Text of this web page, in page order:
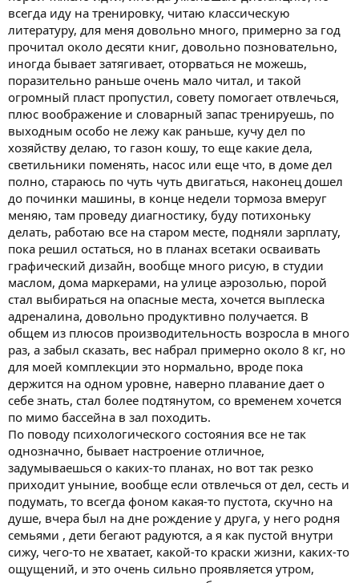
всегда иду на тренировку, читаю классическую
литературу, для меня довольно много, примерно за год
прочитал около десяти книг, довольно позновательно,
иногда бывает затягивает, оторваться не можешь,
поразительно раньше очень мало читал, и такой
огромный пласт пропустил, совету помогает отвлечься,
плюс воображение и словарный запас тренируешь, по
выходным особо не лежу как раньше, кучу дел по
хозяйству делаю, то газон кошу, то еще какие дела,
светильники поменять, насос или еще что, в доме дел
полно, стараюсь по чуть чуть двигаться, наконец дошел
до починки машины, в конце недели тормоза вмеруг
меняю, там проведу диагностику, буду потихоньку
делать, работаю все на старом месте, подняли зарплату,
пока решил остаться, но в планах всетаки осваивать
графический дизайн, вообще много рисую, в студии
маслом, дома маркерами, на улице аэрозолью, порой
стал выбираться на опасные места, хочется выплеска
адреналина, довольно продуктивно получается. В
общем из плюсов производительность возросла в много
раз, а забыл сказать, вес набрал примерно около 8 кг, но
для моей комплекции это нормально, вроде пока
держится на одном уровне, наверно плавание дает о
себе знать, стал более подтянутом, со временем хочется
по мимо бассейна в зал походить.
По поводу психологического состояния все не так
однозначно, бывает настроение отличное,
задумываешься о каких-то планах, но вот так резко
приходит уныние, вообще если отвлечься от дел, сесть и
подумать, то всегда фоном какая-то пустота, скучно на
душе, вчера был на дне рождение у друга, у него родня
семьями , дети бегают радуются, а я как пустой внутри
сижу, чего-то не хватает, какой-то краски жизни, каких-то
ощущений, и это очень сильно проявляется утром,